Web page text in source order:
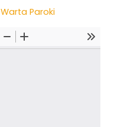
Warta Paroki